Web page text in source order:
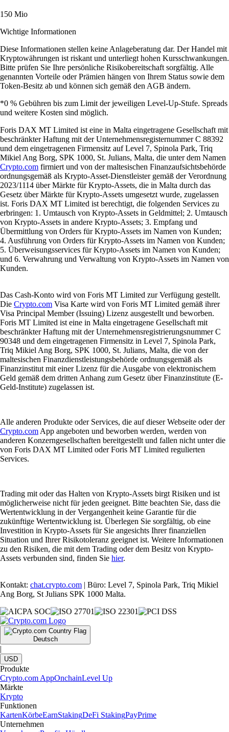
150 Mio
Wichtige Informationen
Diese Informationen stellen keine Anlageberatung dar. Der Handel mit
Kryptowährungen ist riskant und unterliegt hohen Kursschwankungen.
Bitte prüfen Sie Ihre persönliche Risikobereitschaft sorgfältig. Alle
genannten Vorteile oder Prämien hängen von Ihrem Status sowie dem
Token-Besitz ab und können sich gemäß den AGB ändern.
*0 % Gebühren bis zum Limit der jeweiligen Level-Up-Stufe. Spreads
und weitere Kosten sind möglich.
Foris DAX MT Limited ist eine in Malta eingetragene Gesellschaft mit
beschränkter Haftung mit der Unternehmensregisternummer C 88392
und dem eingetragenen Firmensitz auf Level 7, Spinola Park, Triq
Mikiel Ang Borg, SPK 1000, St. Julians, Malta, die unter dem Namen
Crypto.com firmiert und von der maltesischen Finanzaufsichtsbehörde
ordnungsgemäß als Krypto-Asset-Dienstleister gemäß der Verordnung
2023/1114 über Märkte für Krypto-Assets, die in Malta durch das
Gesetz über Märkte für Krypto-Assets umgesetzt wurde, zugelassen
ist. Foris DAX MT Limited ist berechtigt, die folgenden Services zu
erbringen: 1. Umtausch von Krypto-Assets in Geldmittel; 2. Umtausch
von Krypto-Assets in andere Krypto-Assets; 3. Empfang und
Übermittlung von Orders für Krypto-Assets im Namen von Kunden;
4. Ausführung von Orders für Krypto-Assets im Namen von Kunden;
5. Überweisungsservices für Krypto-Assets im Namen von Kunden;
und 6. Verwahrung und Verwaltung von Krypto-Assets im Namen von
Kunden.
Das Cash-Konto wird von Foris MT Limited zur Verfügung gestellt.
Die Crypto.com Visa Karte wird von Foris MT Limited gemäß ihrer
Visa Principal Member (Issuing) Lizenz ausgestellt und beworben.
Foris MT Limited ist eine in Malta eingetragene Gesellschaft mit
beschränkter Haftung mit der Unternehmensregistrierungsnummer C
90348 und dem eingetragenen Firmensitz in Level 7, Spinola Park,
Triq Mikiel Ang Borg, SPK 1000, St. Julians, Malta, die von der
maltesischen Finanzdienstleistungsbehörde ordnungsgemäß als
Finanzinstitut mit einer Lizenz für die Ausgabe von elektronischem
Geld gemäß dem dritten Anhang zum Gesetz über Finanzinstitute (E-
Geld-Institute) zugelassen ist.
Alle anderen Produkte oder Services, die auf dieser Webseite oder der
Crypto.com App angeboten und beworben werden, werden von
anderen Konzerngesellschaften bereitgestellt und fallen nicht unter die
von Foris DAX MT Limited oder Foris MT Limited regulierten
Services.
Trading mit oder das Halten von Krypto-Assets birgt Risiken und ist
möglicherweise nicht für jeden geeignet. Bitte beachten Sie, dass die
Wertentwicklung in der Vergangenheit keine Garantie für die
zukünftige Wertentwicklung ist. Überlegen Sie sorgfältig, ob eine
Investition in Krypto-Assets für Sie angesichts Ihrer finanziellen
Situation und Ihrer Risikotoleranz geeignet ist. Weitere Informationen
zu den Risiken, die mit dem Trading oder dem Besitz von Krypto-
Assets verbunden sind, finden Sie hier.
Kontakt: chat.crypto.com | Büro: Level 7, Spinola Park, Triq Mikiel
Ang Borg, St Julians SPK 1000 Malta.
Deutsch
|
USD
Produkte
Crypto.com AppOnchainLevel Up
Märkte
Krypto
Funktionen
KartenKörbeEarnStakingDeFi StakingPayPrime
Unternehmen